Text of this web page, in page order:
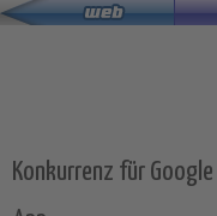
Zum
Konkurrenz für